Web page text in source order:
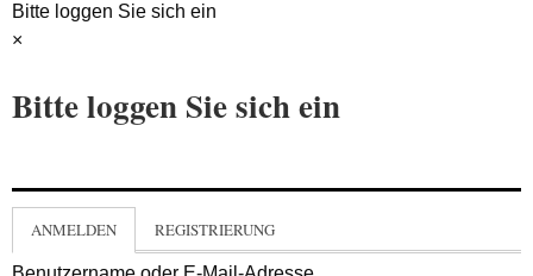
Bitte loggen Sie sich ein
×
Bitte loggen Sie sich ein
ANMELDEN REGISTRIERUNG